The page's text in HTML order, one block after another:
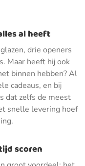
al heeft
drie openers
Maar heeft hij ook
binnen hebben? Al
cadeaus, en bij
dat zelfs de meest
snelle levering hoef
scoren